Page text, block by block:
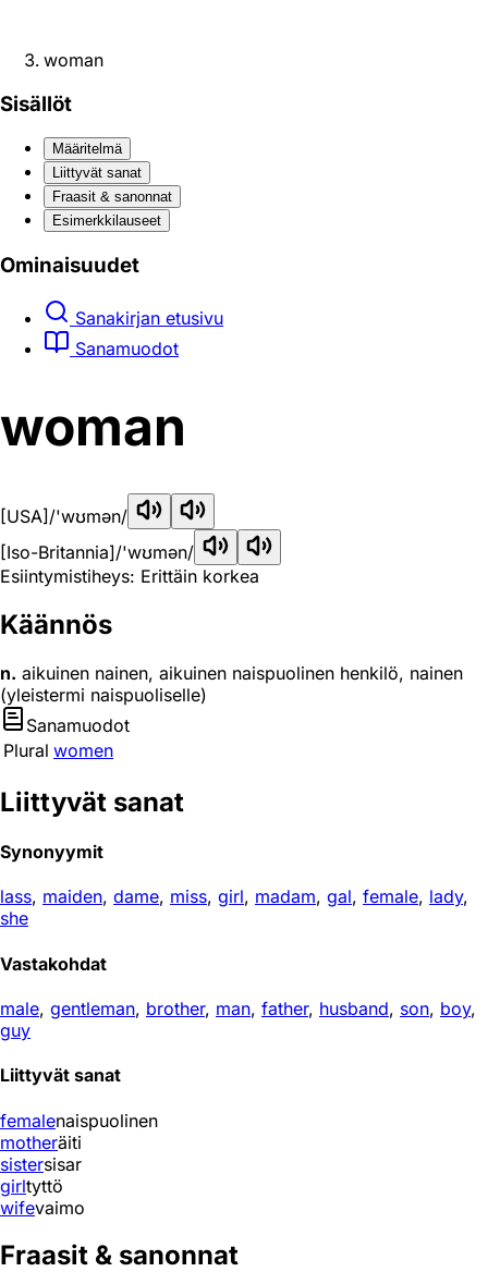
woman
Sisällöt
Määritelmä
Liittyvät sanat
Fraasit & sanonnat
Esimerkkilauseet
Ominaisuudet
Sanakirjan etusivu
Sanamuodot
woman
[USA] /'wʊmən/
[Iso-Britannia]/'wʊmən/
Esiintymistiheys: Erittäin korkea
Käännös
n. aikuinen nainen, aikuinen naispuolinen henkilö, nainen
(yleistermi naispuoliselle)
Sanamuodot
Plural women
Liittyvät sanat
Synonyymit
lass, maiden, dame, miss, girl, madam, gal, female, lady,
she
Vastakohdat
male, gentleman, brother, man, father, husband, son, boy,
guy
Liittyvät sanat
femalenaispuolinen
motheräiti
sistersisar
girltyttö
wifevaimo
Fraasit & sanonnat